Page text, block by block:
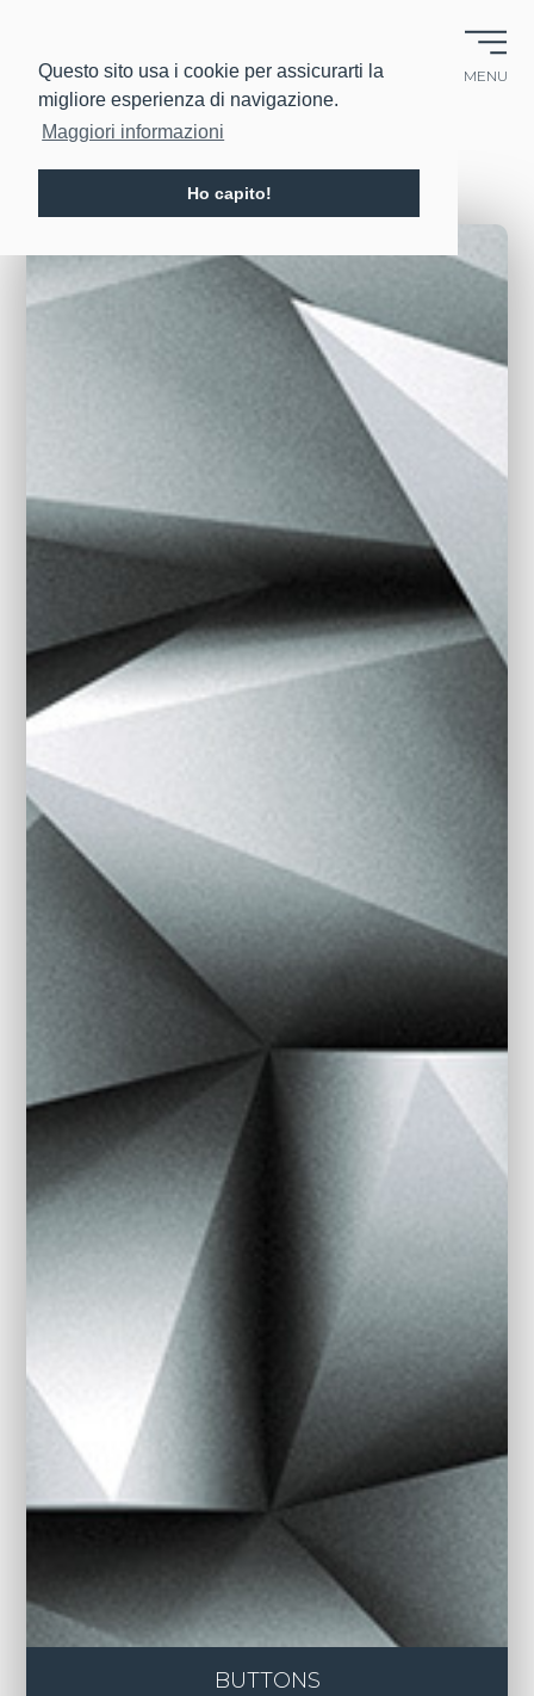
Questo sito usa i cookie per assicurarti la
migliore esperienza di navigazione.
Maggiori informazioni
Ho capito!
MENU
BUTTONS